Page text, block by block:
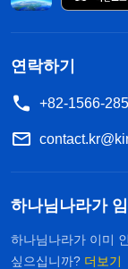
연락하기
+82-1566-
하나님나라가
하나님나라가 이미
싶으십니까? 더보기